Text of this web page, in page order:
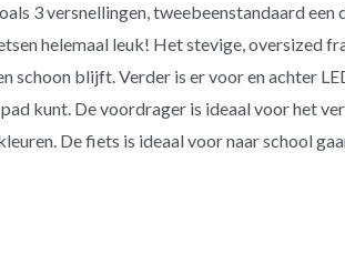
3 versnellingen, tweebeenstandaard een
helemaal leuk! Het stevige, oversized
schoon blijft. Verder is er voor en achter
kunt. De voordrager is ideaal voor het
De fiets is ideaal voor naar school